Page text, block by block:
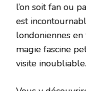
l’on soit fan ou
est
londoniennes
magie fascine
visite inoubliable.